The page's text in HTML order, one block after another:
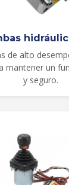
de alto
mantener un
y seguro.